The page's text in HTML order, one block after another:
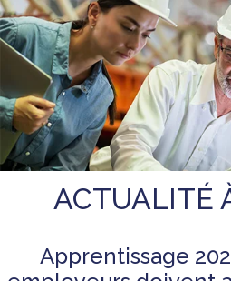
ACTUALITÉ
Apprentissage